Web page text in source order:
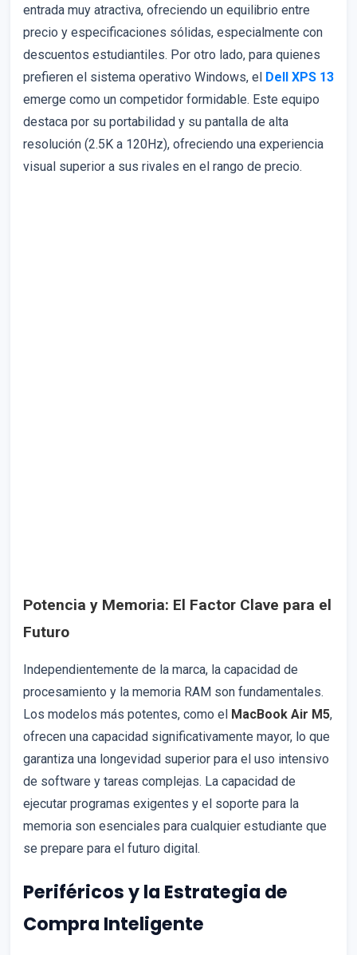
entrada muy atractiva, ofreciendo un equilibrio entre
precio y especificaciones sólidas, especialmente con
descuentos estudiantiles. Por otro lado, para quienes
prefieren el sistema operativo Windows, el
Dell XPS 13
emerge como un competidor formidable. Este equipo
destaca por su portabilidad y su pantalla de alta
resolución (2.5K a 120Hz), ofreciendo una experiencia
visual superior a sus rivales en el rango de precio.
Potencia y Memoria: El Factor Clave para el
Futuro
Independientemente de la marca, la capacidad de
procesamiento y la memoria RAM son fundamentales.
Los modelos más potentes, como el
MacBook Air M5,
ofrecen una capacidad significativamente mayor, lo que
garantiza una longevidad superior para el uso intensivo
de software y tareas complejas. La capacidad de
ejecutar programas exigentes y el soporte para la
memoria son esenciales para cualquier estudiante que
se prepare para el futuro digital.
Periféricos y la Estrategia de
Compra Inteligente